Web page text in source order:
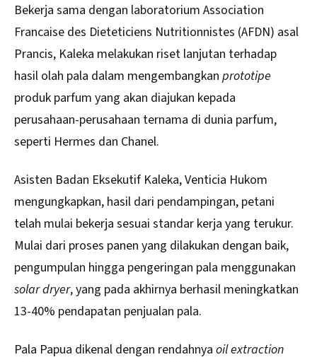
Bekerja sama dengan laboratorium Association
Francaise des Dieteticiens Nutritionnistes (AFDN) asal
Prancis, Kaleka melakukan riset lanjutan terhadap
hasil olah pala dalam mengembangkan prototipe
produk parfum yang akan diajukan kepada
perusahaan-perusahaan ternama di dunia parfum,
seperti Hermes dan Chanel.
Asisten Badan Eksekutif Kaleka, Venticia Hukom
mengungkapkan, hasil dari pendampingan, petani
telah mulai bekerja sesuai standar kerja yang terukur.
Mulai dari proses panen yang dilakukan dengan baik,
pengumpulan hingga pengeringan pala menggunakan
solar dryer, yang pada akhirnya berhasil meningkatkan
13-40% pendapatan penjualan pala.
Pala Papua dikenal dengan rendahnya oil extraction